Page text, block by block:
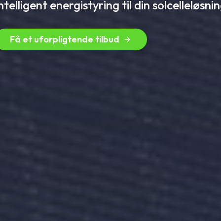
energistyring til din
Få et uforpligtende tilbud